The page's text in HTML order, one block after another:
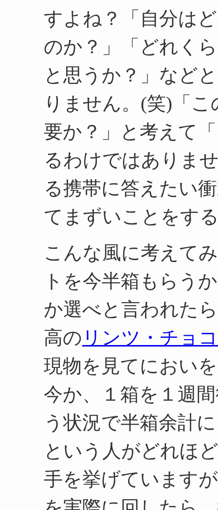
すよね？「自分は
のか？」「どれく
と思うか？」など
りません。(笑)「
要か？」と考えて
るわけではありま
る携帯に答えたい
てまずいことをす
こんな風に考えて
トを今半箱もらう
か選べと言われた
高の リンツ・チョ
現物を見てにおい
今か、１箱を１週
う状況で半箱余計
という人がどれほ
手を挙げています